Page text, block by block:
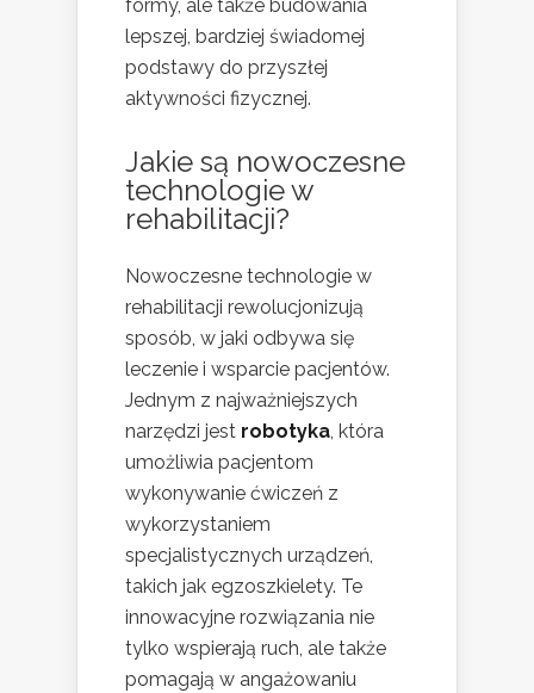
formy, ale także budowania
lepszej, bardziej świadomej
podstawy do przyszłej
aktywności fizycznej.
Jakie są nowoczesne
technologie w
rehabilitacji?
Nowoczesne technologie w
rehabilitacji rewolucjonizują
sposób, w jaki odbywa się
leczenie i wsparcie pacjentów.
Jednym z najważniejszych
narzędzi jest robotyka, która
umożliwia pacjentom
wykonywanie ćwiczeń z
wykorzystaniem
specjalistycznych urządzeń,
takich jak egzoszkielety. Te
innowacyjne rozwiązania nie
tylko wspierają ruch, ale także
pomagają w angażowaniu